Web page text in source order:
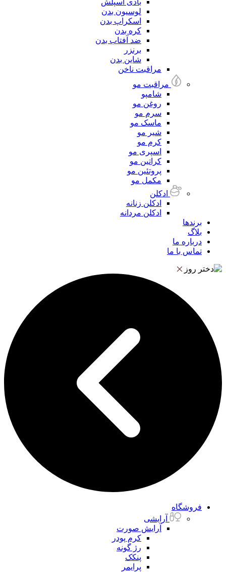
بادی اسپلش
لوسیون بدن
اسکراپ بدن
کره بدن
ضد آفتاب بدن
برنزر
شاین بدن
مراقبت ناخن
مراقبت مو
شامپو
روغن مو
سرم مو
ماسک مو
شیر مو
کرم مو
اسپری مو
کراتین مو
پروتئین مو
مکمل مو
ادکلن
ادکلن زنانه
ادکلن مردانه
برندها
بلاگ
درباره ما
تماس با ما
فروشگاه
آرایشی
آرایش صورت
کرم پودر
رژ گونه
پنکک
پرایمر